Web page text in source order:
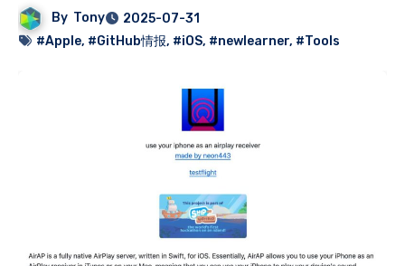
By Tony
2025-07-31
#Apple, #GitHub情报, #iOS, #newlearner, #Tools